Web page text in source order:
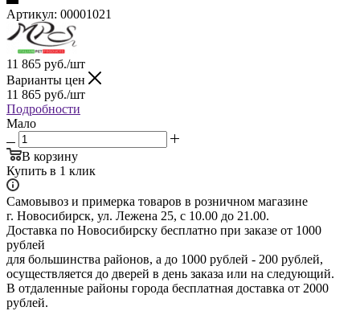
Артикул: 00001021
11 865 руб./шт
Варианты цен
11 865 руб./шт
Подробности
Мало
В корзину
Купить в 1 клик
Самовывоз и примерка товаров в розничном магазине
г. Новосибирск, ул. Лежена 25, с 10.00 до 21.00.
Доставка по Новосибирску бесплатно при заказе от 1000
рублей
для большинства районов, а до 1000 рублей - 200 рублей,
осуществляется до дверей в день заказа или на следующий.
В отдаленные районы города бесплатная доставка от 2000
рублей.